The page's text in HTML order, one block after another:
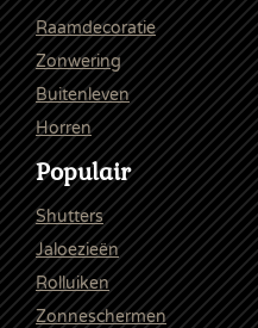
Raamdecoratie
Zonwering
Buitenleven
Horren
Populair
Shutters
Jaloezieën
Rolluiken
Zonneschermen